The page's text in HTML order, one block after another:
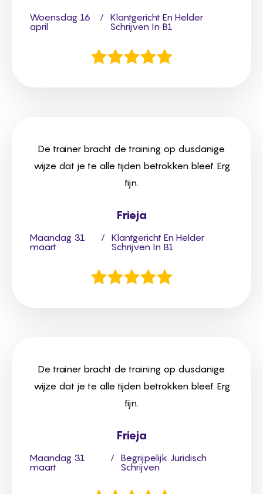
Woensdag 16
april
/ Klantgericht En Helder
Schrijven In B1
De trainer bracht de training op dusdanige
wijze dat je te alle tijden betrokken bleef. Erg
fijn.
Frieja
Maandag 31
maart
/ Klantgericht En Helder
Schrijven In B1
De trainer bracht de training op dusdanige
wijze dat je te alle tijden betrokken bleef. Erg
fijn.
Frieja
Maandag 31
maart
/ Begrijpelijk Juridisch
Schrijven